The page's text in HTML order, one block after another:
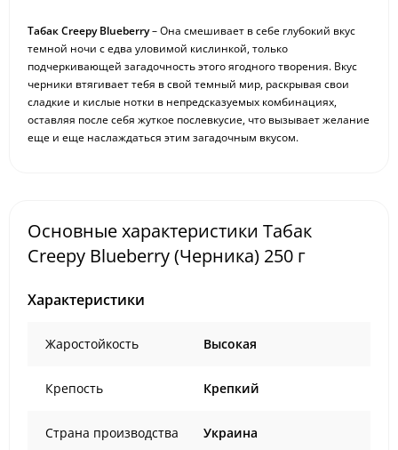
Табак Creepy Blueberry– Она смешивает в себе глубокий вкус
темной ночи с едва уловимой кислинкой, только
подчеркивающей загадочность этого ягодного творения. Вкус
черники втягивает тебя в свой темный мир, раскрывая свои
сладкие и кислые нотки в непредсказуемых комбинациях,
оставляя после себя жуткое послевкусие, что вызывает желание
еще и еще наслаждаться этим загадочным вкусом.
Основные характеристики Табак
Creepy Blueberry (Черника) 250 г
Характеристики
Жаростойкость Высокая
Крепость Крепкий
Страна производства Украина